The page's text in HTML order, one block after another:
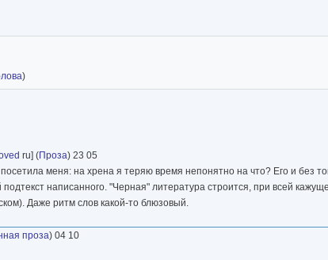
)
ru] (Проза) 23 05
посетила меня: на хрена я теряю время непонятно на что? Его и без
написанного. "Черная" литература строится, при всей
Даже ритм слов какой-то блюзовый.
проза) 04 10